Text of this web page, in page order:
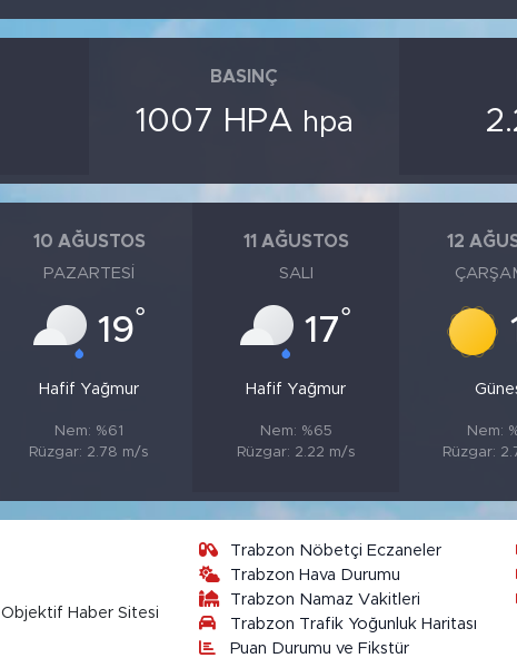
BASINÇ
1007 HPA hpa
10 AĞUSTOS
PAZARTESI
19°
Hafif Yağmur
Nem: %61
Rüzgar: 2.78 m/s
11 AĞUSTOS
SALI
17°
Hafif Yağmur
Nem: %65
Rüzgar: 2.22 m/s
12
Nem:
Rüzgar:
Objektif Haber Sitesi
Trabzon Nöbetçi Eczaneler
Trabzon Hava Durumu
Trabzon Namaz Vakitleri
Trabzon Trafik Yoğunluk Haritası
Puan Durumu ve Fikstür